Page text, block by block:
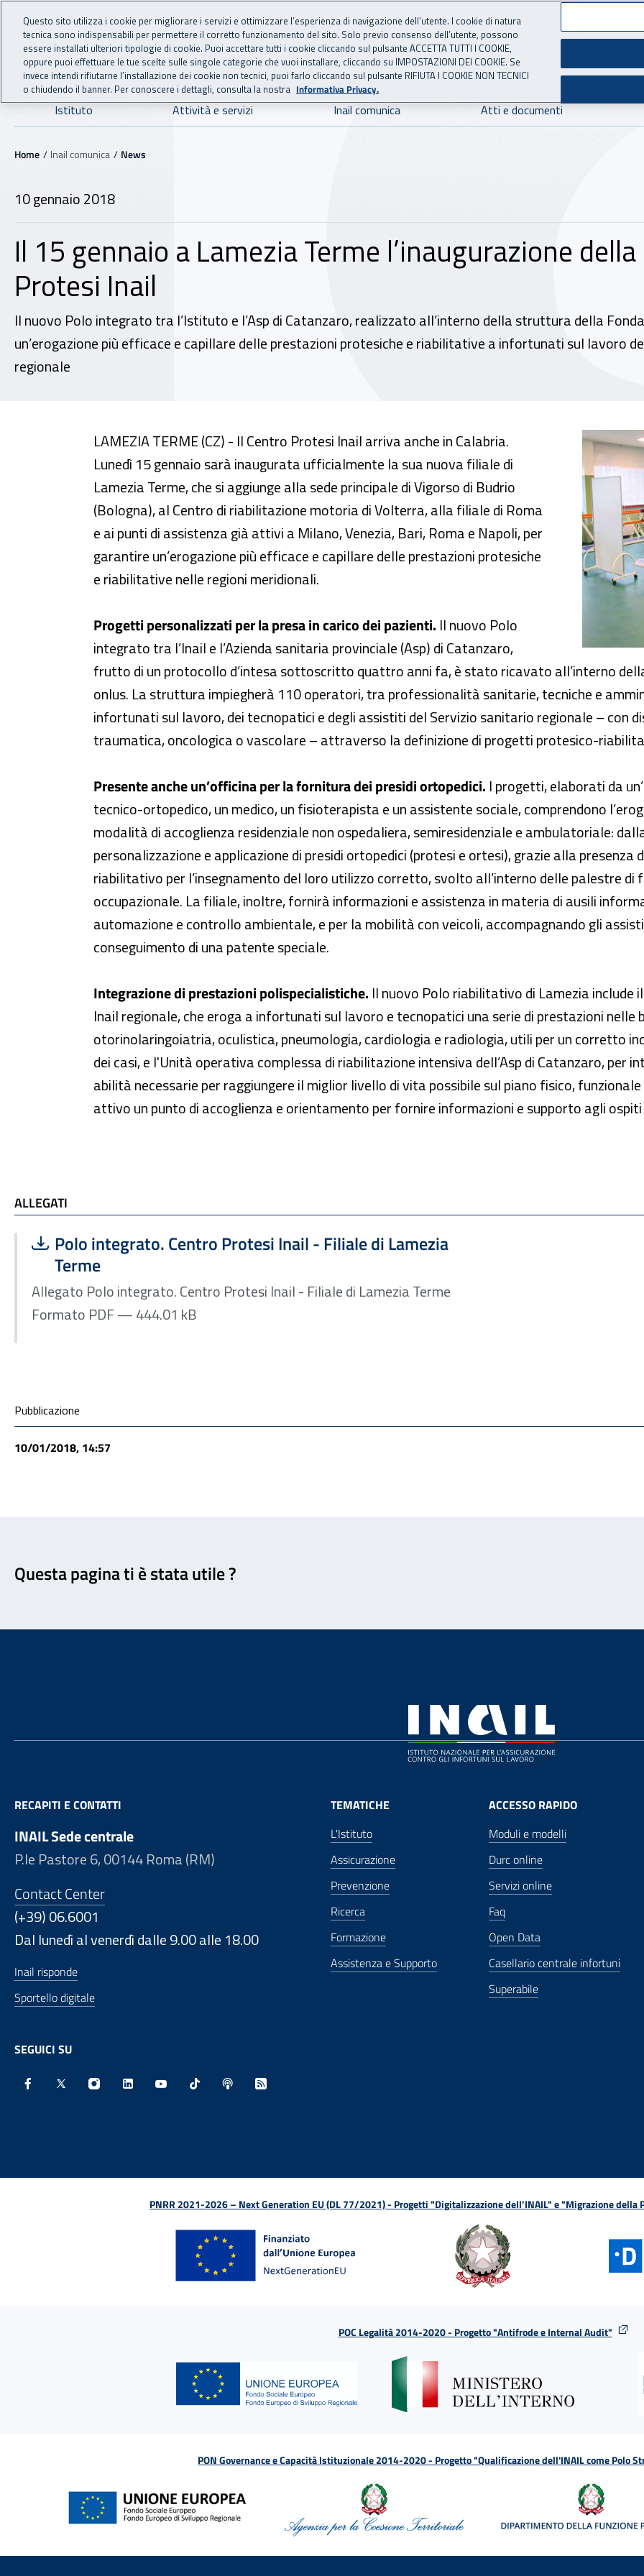
Vai al menu principale
Vai al contenuto principale
INAIL - Istituto Nazionale per l'Assicurazione
Navigazione principale
Istituto Attività e servizi Inail comunica Atti e documenti
Navigazione - Ti trovi in:
Home Inail comunica News
10 gennaio 2018
Il 15 gennaio a Lamezia Terme l’inaugurazione
Protesi Inail
Il nuovo Polo integrato tra l’Istituto e l’Asp di Catanzaro, realizzato all’interno della struttura della
un’erogazione più efficace e capillare delle prestazioni protesiche e riabilitative a infortunati sul lavoro
regionale
Il 15 gennaio a Lamezia Terme l’inaugurazione della nuova filiale del Centro
LAMEZIA TERME (CZ) - Il Centro Protesi Inail arriva anche in Calabria.
Lunedì 15 gennaio sarà inaugurata ufficialmente la sua nuova filiale di
Lamezia Terme, che si aggiunge alla sede principale di Vigorso di Budrio
(Bologna), al Centro di riabilitazione motoria di Volterra, alla filiale di Roma
e ai punti di assistenza già attivi a Milano, Venezia, Bari, Roma e Napoli, per
garantire un’erogazione più efficace e capillare delle prestazioni protesiche
e riabilitative nelle regioni meridionali.
Progetti personalizzati per la presa in carico dei pazienti. Il nuovo Polo
integrato tra l’Inail e l’Azienda sanitaria provinciale (Asp) di Catanzaro,
frutto di un protocollo d’intesa sottoscritto quattro anni fa, è stato ricavato all’interno
onlus. La struttura impiegherà 110 operatori, tra professionalità sanitarie, tecniche e
infortunati sul lavoro, dei tecnopatici e degli assistiti del Servizio sanitario regionale – con
traumatica, oncologica o vascolare – attraverso la definizione di progetti protesico-
Presente anche un’officina per la fornitura dei presidi ortopedici. I progetti, elaborati da
tecnico-ortopedico, un medico, un fisioterapista e un assistente sociale, comprendono
modalità di accoglienza residenziale non ospedaliera, semiresidenziale e ambulatoriale:
personalizzazione e applicazione di presidi ortopedici (protesi e ortesi), grazie alla presenza
riabilitativo per l’insegnamento del loro utilizzo corretto, svolto all’interno delle palestre
occupazionale. La filiale, inoltre, fornirà informazioni e assistenza in materia di ausili
automazione e controllo ambientale, e per la mobilità con veicoli, accompagnando gli
conseguimento di una patente speciale.
Integrazione di prestazioni polispecialistiche. Il nuovo Polo riabilitativo di Lamezia include
Inail regionale, che eroga a infortunati sul lavoro e tecnopatici una serie di prestazioni nelle
otorinolaringoiatria, oculistica, pneumologia, cardiologia e radiologia, utili per un corretto
dei casi, e l'Unità operativa complessa di riabilitazione intensiva dell’Asp di Catanzaro, per
abilità necessarie per raggiungere il miglior livello di vita possibile sul piano fisico,
attivo un punto di accoglienza e orientamento per fornire informazioni e supporto agli
ALLEGATI
ALLEGATI
Scarica file:
Polo integrato. Centro Protesi Inail - Filiale di Lamezia
Terme
Formato PDF — Dimensione 444.01 kB
Allegato Polo integrato. Centro Protesi Inail - Filiale di Lamezia Terme
Formato PDF — 444.01 kB
Condivisione social
Pubblicazione
10/01/2018, 14:57
Questa pagina ti è stata utile ?
RECAPITI E CONTATTI
INAIL Sede centrale
P.le Pastore 6, 00144 Roma (RM)
Contact Center
(+39) 06.6001
Dal lunedì al venerdì dalle 9.00 alle 18.00
Inail risponde
Sportello digitale
SEGUICI SU
TEMATICHE
L'Istituto
Assicurazione
Prevenzione
Ricerca
Formazione
Assistenza e Supporto
ACCESSO RAPIDO
Moduli e modelli
Durc online
Servizi online
Faq
Open Data
Casellario centrale infortuni
Superabile
PNRR 2021-2026 – Next Generation EU (DL 77/2021) - Progetti "Digitalizzazione dell’INAIL" e "Migrazione della
POC Legalità 2014-2020 - Progetto "Antifrode e Internal Audit"
PON Governance e Capacità Istituzionale 2014-2020 - Progetto "Qualificazione dell'INAIL come Polo
Questo sito utilizza i cookie per migliorare i servizi e ottimizzare l’esperienza di navigazione dell’utente. I cookie di natura
tecnica sono indispensabili per permettere il corretto funzionamento del sito. Solo previo consenso dell’utente, possono
essere installati ulteriori tipologie di cookie. Puoi accettare tutti i cookie cliccando sul pulsante ACCETTA TUTTI I COOKIE,
oppure puoi effettuare le tue scelte sulle singole categorie che vuoi installare, cliccando su IMPOSTAZIONI DEI COOKIE. Se
invece intendi rifiutarne l’installazione dei cookie non tecnici, puoi farlo cliccando sul pulsante RIFIUTA I COOKIE NON TECNICI
o chiudendo il banner. Per conoscere i dettagli, consulta la nostra Informativa Privacy.